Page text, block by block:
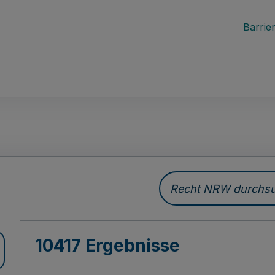
Recht NRW
10417 Ergebnisse